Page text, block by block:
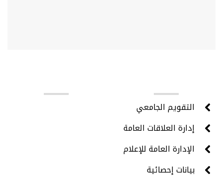
التقويم الجامعي
إدارة العلاقات العامة
الإدارة العامة للإعلام
بيانات إحصائية